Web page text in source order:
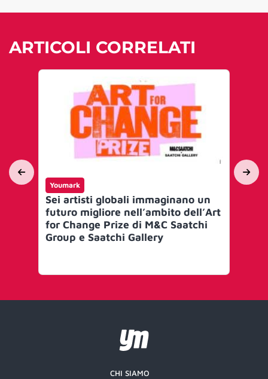
ARTICOLI CORRELATI
Youmark
Sei artisti globali immaginano un
futuro migliore nell’ambito dell’Art
for Change Prize di M&C Saatchi
Group e Saatchi Gallery
CHI SIAMO